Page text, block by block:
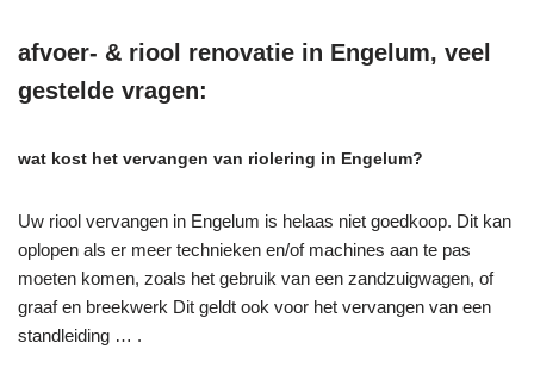
afvoer- & riool renovatie in Engelum, veel
gestelde vragen:
wat kost het vervangen van riolering in Engelum?
Uw riool vervangen in Engelum is helaas niet goedkoop. Dit kan
oplopen als er meer technieken en/of machines aan te pas
moeten komen, zoals het gebruik van een zandzuigwagen, of
graaf en breekwerk Dit geldt ook voor het vervangen van een
standleiding … .